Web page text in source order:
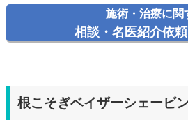
施術・治療に関
相談・名医紹介依
根こそぎベイザーシェービ